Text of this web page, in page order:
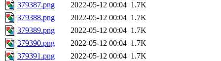
379387.png
2022-05-12 00:04 1.7K
379388.png
2022-05-12 00:04 1.7K
379389.png
2022-05-12 00:04 1.7K
379390.png
2022-05-12 00:04 1.7K
379391.png
2022-05-12 00:04 1.7K